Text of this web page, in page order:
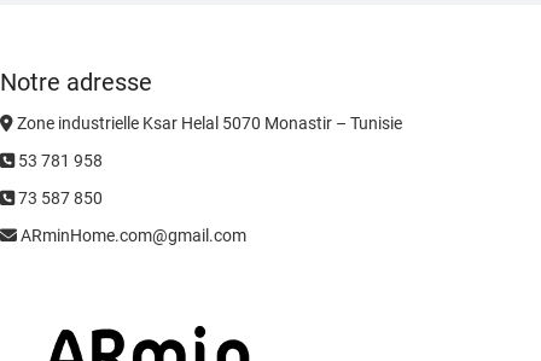
Notre adresse
Zone industrielle Ksar Helal 5070 Monastir – Tunisie
53 781 958
73 587 850
ARminHome.com@gmail.com